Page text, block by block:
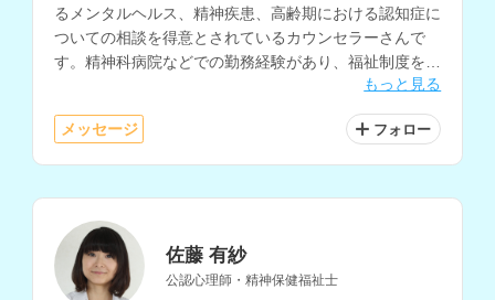
るメンタルヘルス、精神疾患、高齢期における認知症に
ついての相談を得意とされているカウンセラーさんで
す。精神科病院などでの勤務経験があり、福祉制度を利
用した環境調整や心理学的アプローチなど、様々な手法
で多くの方の生活再建に携わっておられます。
もっと見る
メッセージ フォロー
佐藤 有紗
公認心理師・精神保健福祉士